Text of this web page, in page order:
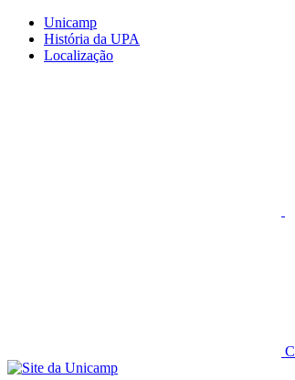
Conteúdo principal
Unicamp
História da UPA
Localização